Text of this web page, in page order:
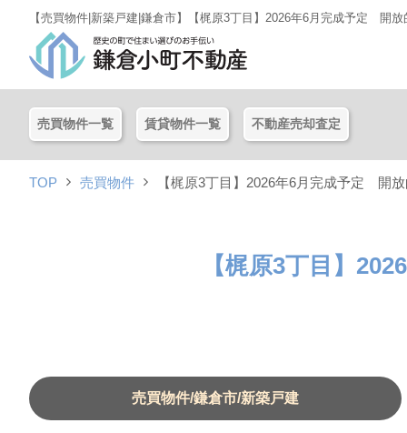
【売買物件|新築戸建|鎌倉市】【梶原3丁目】2026年6月完成予定 開
売買物件一覧 賃貸物件一覧 不動産売却査定
TOP 売買物件 【梶原3丁目】2026年6月完成予定 開
【梶原3丁目】
売買物件/鎌倉市/新築戸建